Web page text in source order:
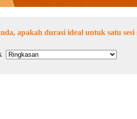
apakah durasi ideal untuk satu